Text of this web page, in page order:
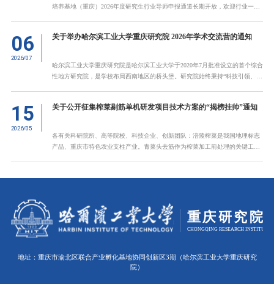
培养基地（重庆）2026年度研究生行业导师申报通道长期开放，欢迎行业一线
法，能认真履行行业导师职责，了解和掌握国家、学校有关研究生教育的政
科学研究或科技实践工作的一线专家，且作为负责人承担重要科研或工程项
目。3.身体健康，年龄一般不超过55周岁。对于在本领域表现特别突出的专
06
2026/07
关于举办哈尔滨工业大学重庆研究院 2026年学术交流营的通知
哈尔滨工业大学重庆研究院是哈尔滨工业大学于2020年7月批准设立的首个综合
性地方研究院，是学校布局西南地区的桥头堡。研究院始终秉持“科技引领、产
绕航空航天、新材料、新能源、智能制造、AI及机器人等领域开展工作，精准
产教融合培养全日制专业学位硕博士研究生项目。
15
2026/05
关于公开征集榨菜剔筋单机研发项目技术方案的“揭榜挂帅”通知
各有关科研院所、高等院校、科技企业、创新团队：涪陵榨菜是我国地理标志
产品、重庆市特色农业支柱产业。青菜头去筋作为榨菜加工前处理的关键工
研发榨菜剔筋单机与基础单元，能够创造显著的产业、经济与社会价值，市场
类适配的柔性剔筋装备平台。
地址：重庆市渝北区联合产业孵化基地协同创新区3期（哈尔滨工业大学重庆研究
院）